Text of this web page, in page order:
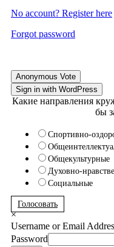
No account? Register here
Forgot password
Anonymous Vote
Sign in with WordPress
Какие направления
бы
Спортивно-
Общекультурные
Духовно-
Социальные
Голосовать
×
Username or Email
Password